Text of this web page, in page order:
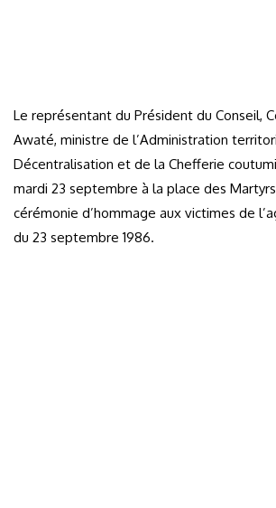
Le représentant du Président du Conseil,
Awaté, ministre de l’Administration
Décentralisation et de la Chefferie
mardi 23 septembre à la place des
cérémonie d’hommage aux victimes de
du 23 septembre 1986.